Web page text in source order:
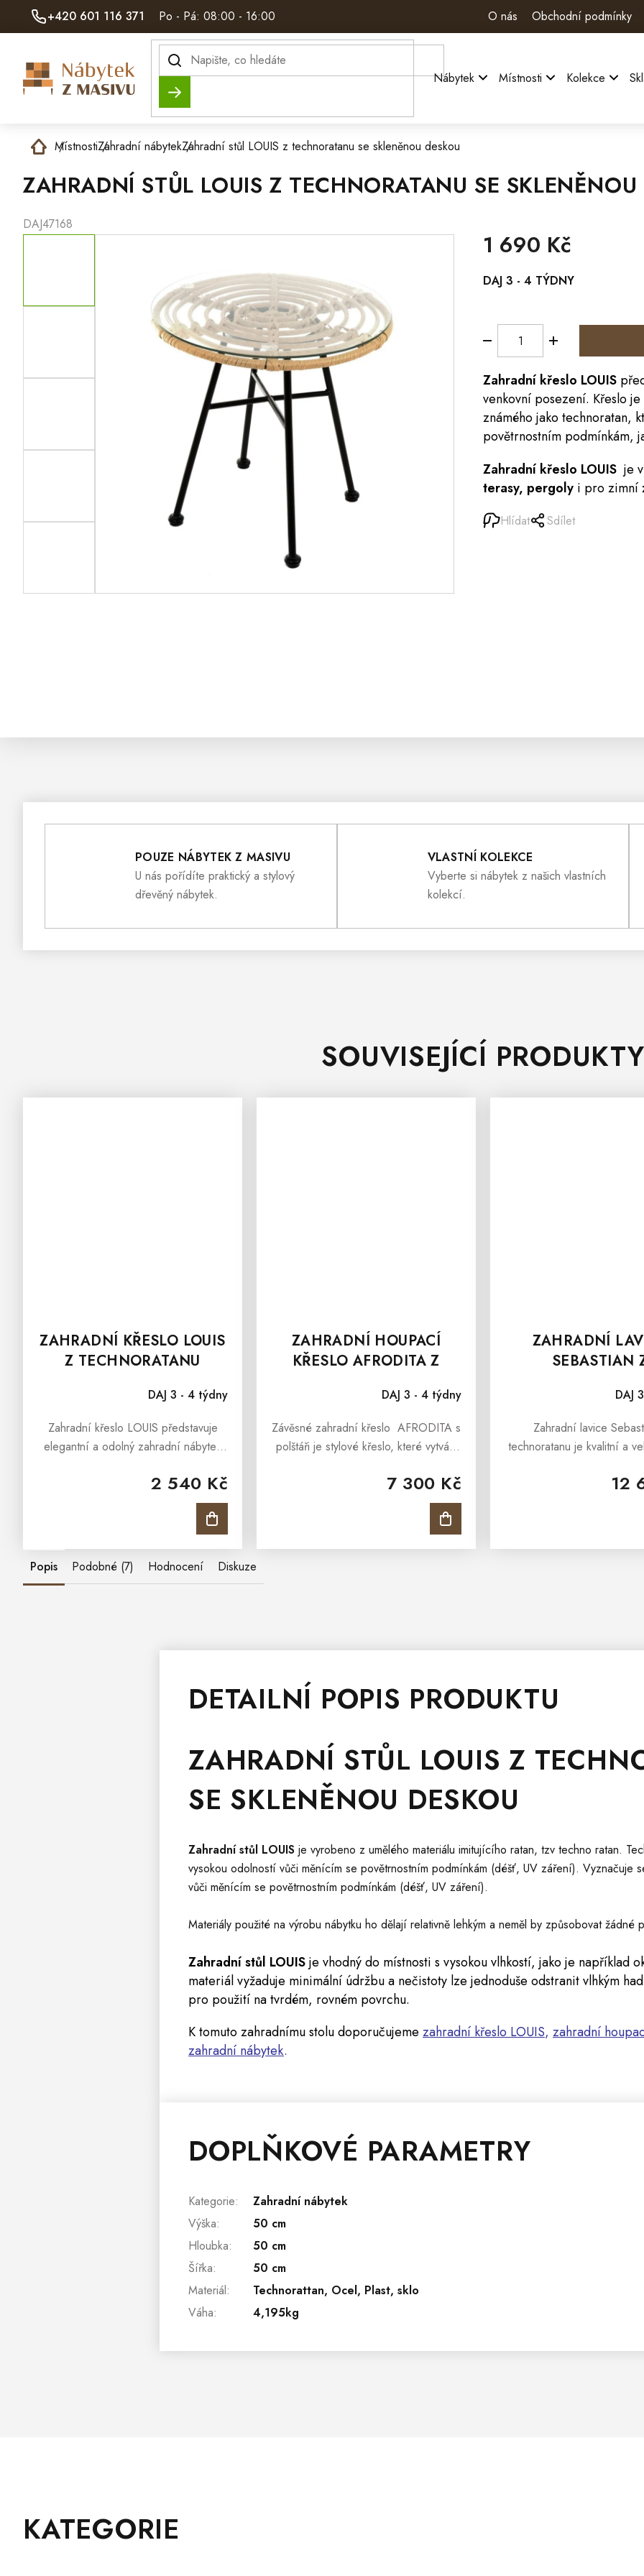
+420 601 116 371 Po - Pá: 08:00 - 16:00 O nás Obchodní podmínky
Hledat Nábytek Místnosti Kolekce
DomůMístnostiZahradní nábytekZahradní stůl LOUIS z technoratanu se skleněnou deskou
ZAHRADNÍ STŮL LOUIS Z TECHNORATANU SE SKLENĚNOU
DAJ47168
1 690 Kč
Měrná
cena:
DAJ 3 - 4 TÝDNY
Zahradní křeslo LOUIS
venkovní posezení. Křeslo
známého jako technoratan,
povětrnostním podmínkám,
Zahradní křeslo LOUIS je
terasy, pergoly i pro zimní
Hlídat Sdílet
POUZE NÁBYTEK Z MASIVU
U nás pořídíte praktický a stylový
dřevěný nábytek.
VLASTNÍ KOLEKCE
Vyberte si nábytek z našich vlastních
kolekcí.
SOUVISEJÍCÍ PRODUKTY
ZAHRADNÍ KŘESLO LOUIS
Z TECHNORATANU
DAJ 3 - 4 týdny
2 540 Kč
Zahradní křeslo LOUIS představuje
elegantní a odolný zahradní nábytek
vyrobeno z umělého materiálu
imitujícího ratan, známého jako...
ZAHRADNÍ HOUPACÍ
KŘESLO AFRODITA Z
DAJ 3 - 4 týdny
7 300 Kč
Závěsné zahradní křeslo AFRODITA s
polštáři je stylové křeslo, které vytváří
pod širým nebem, na rozlehlé terase či
ZAHRADNÍ
SEBASTIAN
DAJ
12
Zahradní lavice
technoratanu je kvalitní a
pohodné posezení v
Popis Podobné (7) Hodnocení Diskuze
DETAILNÍ POPIS PRODUKTU
ZAHRADNÍ STŮL LOUIS Z
SE SKLENĚNOU DESKOU
Zahradní stůl LOUIS je vyrobeno z umělého materiálu imitujícího ratan, tzv techno ratan.
vysokou odolností vůči měnícím se povětrnostním podmínkám (déšť, UV záření). Vyznačuje
vůči měnícím se povětrnostním podmínkám (déšť, UV záření).
Materiály použité na výrobu nábytku ho dělají relativně lehkým a neměl by způsobovat žádné
Zahradní stůl LOUISje vhodný do místnosti s vysokou vlhkostí, jako je například
materiál vyžaduje minimální údržbu a nečistoty lze jednoduše odstranit vlhkým
pro použití na tvrdém, rovném povrchu.
K tomuto zahradnímu stolu doporučujeme zahradní křeslo LOUIS, zahradní
zahradní nábytek.
DOPLŇKOVÉ PARAMETRY
Kategorie:
Zahradní nábytek
Výška:
50 cm
Hloubka:
50 cm
Šířka:
50 cm
Materiál:
Technorattan, Ocel, Plast, sklo
Váha: 4,195kg
Přeskočit
kategorie
KATEGORIE